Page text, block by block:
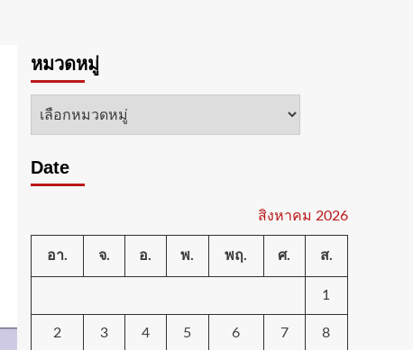
หมวดหมู่
หมวด
Date
สิงหาคม 2026
อา. จ. อ. พ. พฤ. ศ. ส.
1
2 3 4 5 6 7 8